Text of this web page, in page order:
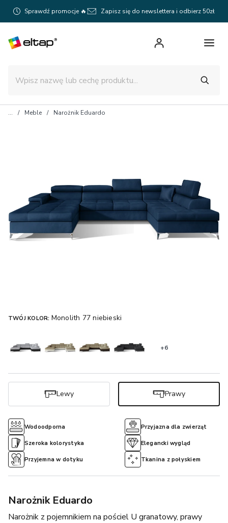
Sprawdź promocje 🔥 Zapisz się do newslettera i odbierz 50zł
Meble Narożnik Eduardo
Narożnik Eduardo
Narożnik z pojemnikiem na pościel U granatowy, prawy
TWÓJ KOLOR: Monolith 77 niebieski
Wodoodporna Przyjazna dla zwierząt
Szeroka kolorystyka Elegancki wygląd
Przyjemna w dotyku Tkanina z połyskiem
+6
Lewy Prawy